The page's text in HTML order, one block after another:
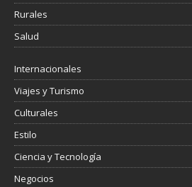
Rurales
Salud
Internacionales
Viajes y Turismo
Culturales
Estilo
Ciencia y Tecnología
Negocios